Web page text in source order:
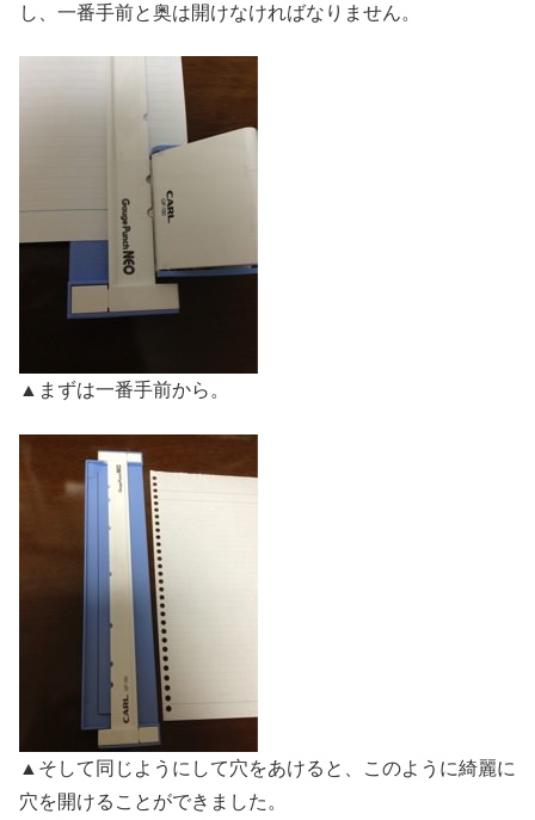
し、一番手前と奥は開けなければなりません。
▲まずは一番手前から。
▲そして同じようにして穴をあけると、このように綺麗に
穴を開けることができました。